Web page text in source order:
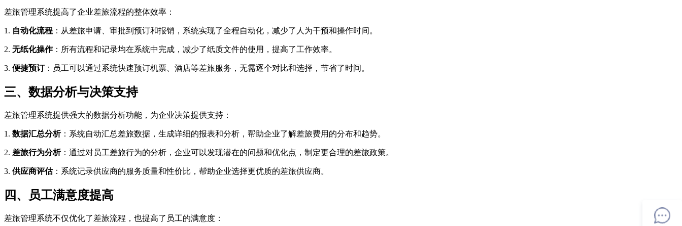
差旅管理系统提高了企业差旅流程的整体效率：
1. 自动化流程 ：从差旅申请、审批到预订和报销，系统实现了全程自动化，减少了人为干预和操作时间。
2. 无纸化操作：所有流程和记录均在系统中完成，减少了纸质文件的使用，提高了工作效率。
3. 便捷预订：员工可以通过系统快速预订机票、酒店等差旅服务，无需逐个对比和选择，节省了时间。
三、数据分析与决策支持
差旅管理系统提供强大的数据分析功能，为企业决策提供支持：
1. 数据汇总分析：系统自动汇总差旅数据，生成详细的报表和分析，帮助企业了解差旅费用的分布和趋势。
2. 差旅行为分析：通过对员工差旅行为的分析，企业可以发现潜在的问题和优化点，制定更合理的差旅政策。
3. 供应商评估：系统记录供应商的服务质量和性价比，帮助企业选择更优质的差旅供应商。
四、员工满意度提高
差旅管理系统不仅优化了差旅流程，也提高了员工的满意度：